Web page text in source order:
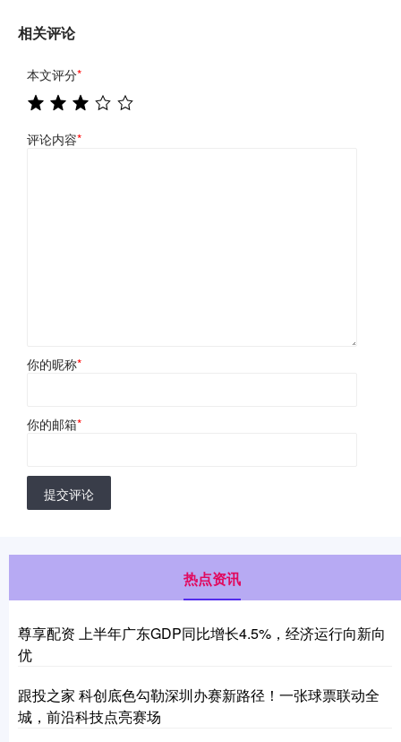
相关评论
本文评分*
评论内容*
你的昵称*
你的邮箱*
提交评论
热点资讯
尊享配资 上半年广东GDP同比增长4.5%，经济运行向新向
优
跟投之家 科创底色勾勒深圳办赛新路径！一张球票联动全
城，前沿科技点亮赛场